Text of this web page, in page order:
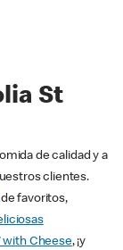
St
de calidad y a
clientes.
de favoritos,
with Cheese, ¡y